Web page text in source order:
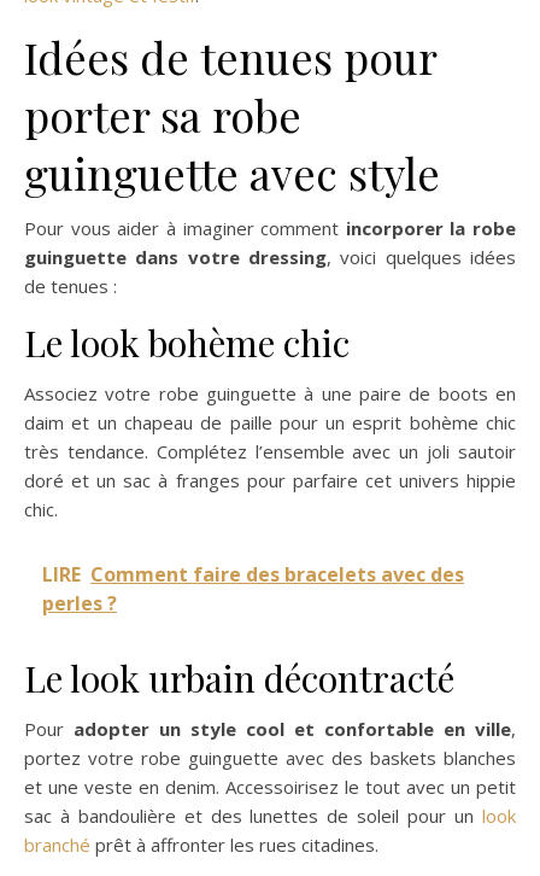
Idées de tenues pour
porter sa robe
guinguette avec style
Pour vous aider à imaginer comment incorporer la robe
guinguette dans votre dressing, voici quelques idées
de tenues :
Le look bohème chic
Associez votre robe guinguette à une paire de boots en
daim et un chapeau de paille pour un esprit bohème chic
très tendance. Complétez l’ensemble avec un joli sautoir
doré et un sac à franges pour parfaire cet univers hippie
chic.
LIRE Comment faire des bracelets avec des
perles ?
Le look urbain décontracté
Pour adopter un style cool et confortable en ville,
portez votre robe guinguette avec des baskets blanches
et une veste en denim. Accessoirisez le tout avec un petit
sac à bandoulière et des lunettes de soleil pour un look
branché prêt à affronter les rues citadines.